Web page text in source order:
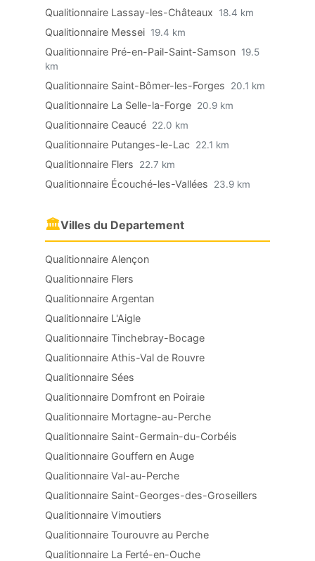
Qualitionnaire Lassay-les-Châteaux 18.4 km
Qualitionnaire Messei 19.4 km
Qualitionnaire Pré-en-Pail-Saint-Samson 19.5
km
Qualitionnaire Saint-Bômer-les-Forges 20.1 km
Qualitionnaire La Selle-la-Forge 20.9 km
Qualitionnaire Ceaucé 22.0 km
Qualitionnaire Putanges-le-Lac 22.1 km
Qualitionnaire Flers 22.7 km
Qualitionnaire Écouché-les-Vallées 23.9 km
🏛Villes du Departement
Qualitionnaire Alençon
Qualitionnaire Flers
Qualitionnaire Argentan
Qualitionnaire L'Aigle
Qualitionnaire Tinchebray-Bocage
Qualitionnaire Athis-Val de Rouvre
Qualitionnaire Sées
Qualitionnaire Domfront en Poiraie
Qualitionnaire Mortagne-au-Perche
Qualitionnaire Saint-Germain-du-Corbéis
Qualitionnaire Gouffern en Auge
Qualitionnaire Val-au-Perche
Qualitionnaire Saint-Georges-des-Groseillers
Qualitionnaire Vimoutiers
Qualitionnaire Tourouvre au Perche
Qualitionnaire La Ferté-en-Ouche